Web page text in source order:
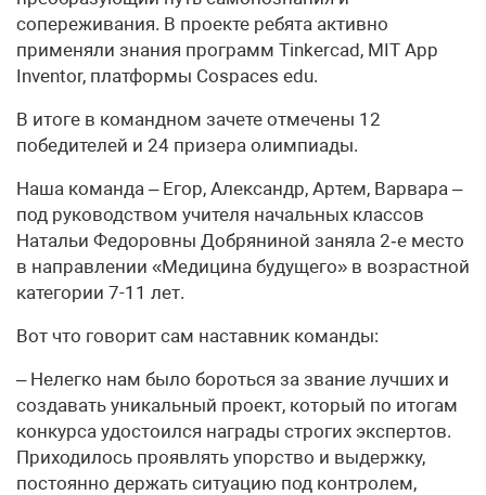
сопереживания. В проекте ребята активно
применяли знания программ Tinkercad, MIT App
Inventor, платформы Cospaces edu.
В итоге в командном зачете отмечены 12
победителей и 24 призера олимпиады.
Наша команда – Егор, Александр, Артем, Варвара –
под руководством учителя начальных классов
Натальи Федоровны Добряниной заняла 2‑е место
в направлении «Медицина будущего» в возрастной
категории 7-11 лет.
Вот что говорит сам наставник команды:
– Нелегко нам было бороться за звание лучших и
создавать уникальный проект, который по итогам
конкурса удостоился награды строгих экспертов.
Приходилось проявлять упорство и выдержку,
постоянно держать ситуацию под контролем,